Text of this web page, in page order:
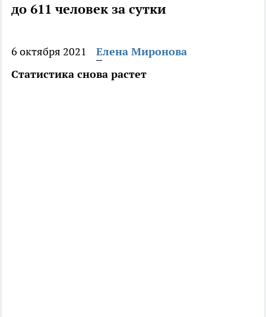
до 611 человек за сутки
6 октября 2021
Елена Миронова
Статистика снова растет